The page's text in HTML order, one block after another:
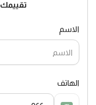
تقييمك
الاسم
الهاتف